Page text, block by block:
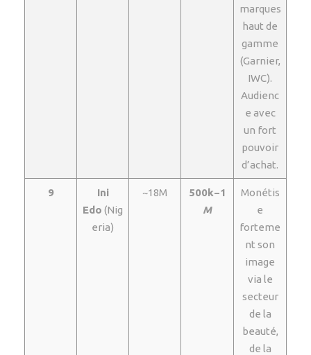
marques
haut de
gamme
(Garnier,
IWC).
Audienc
e avec
un fort
pouvoir
d’achat.
9
Ini
Edo (Nig
eria)
~18M
500k−1
M
Monétis
e
forteme
nt son
image
via le
secteur
de la
beauté,
de la